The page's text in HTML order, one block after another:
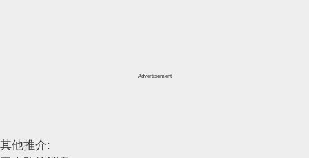
Advertisement
其他推介: